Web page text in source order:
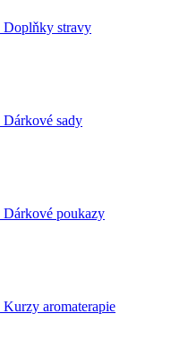
Doplňky stravy
Dárkové sady
Dárkové poukazy
Kurzy aromaterapie